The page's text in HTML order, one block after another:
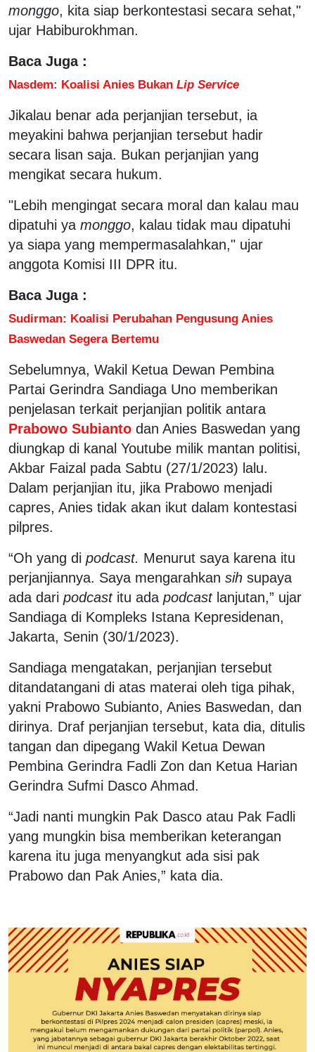
monggo, kita siap berkontestasi secara sehat,"
ujar Habiburokhman.
Baca Juga :
Nasdem: Koalisi Anies Bukan Lip Service
Jikalau benar ada perjanjian tersebut, ia
meyakini bahwa perjanjian tersebut hadir
secara lisan saja. Bukan perjanjian yang
mengikat secara hukum.
"Lebih mengingat secara moral dan kalau mau
dipatuhi ya monggo, kalau tidak mau dipatuhi
ya siapa yang mempermasalahkan," ujar
anggota Komisi III DPR itu.
Baca Juga :
Sudirman: Koalisi Perubahan Pengusung Anies
Baswedan Segera Bertemu
Sebelumnya, Wakil Ketua Dewan Pembina
Partai Gerindra Sandiaga Uno memberikan
penjelasan terkait perjanjian politik antara
Prabowo Subianto dan Anies Baswedan yang
diungkap di kanal Youtube milik mantan politisi,
Akbar Faizal pada Sabtu (27/1/2023) lalu.
Dalam perjanjian itu, jika Prabowo menjadi
capres, Anies tidak akan ikut dalam kontestasi
pilpres.
“Oh yang di podcast. Menurut saya karena itu
perjanjiannya. Saya mengarahkan sih supaya
ada dari podcastitu ada podcastlanjutan,” ujar
Sandiaga di Kompleks Istana Kepresidenan,
Jakarta, Senin (30/1/2023).
Sandiaga mengatakan, perjanjian tersebut
ditandatangani di atas materai oleh tiga pihak,
yakni Prabowo Subianto, Anies Baswedan, dan
dirinya. Draf perjanjian tersebut, kata dia, ditulis
tangan dan dipegang Wakil Ketua Dewan
Pembina Gerindra Fadli Zon dan Ketua Harian
Gerindra Sufmi Dasco Ahmad.
“Jadi nanti mungkin Pak Dasco atau Pak Fadli
yang mungkin bisa memberikan keterangan
karena itu juga menyangkut ada sisi pak
Prabowo dan Pak Anies,” kata dia.